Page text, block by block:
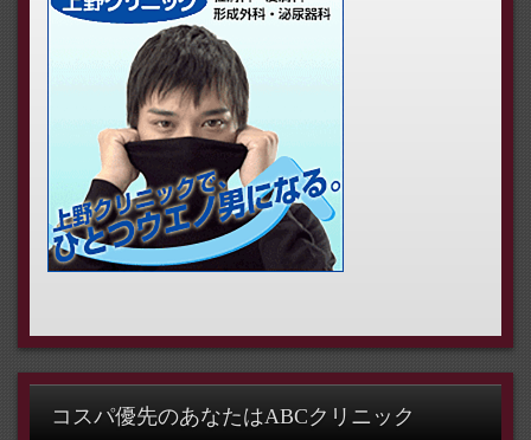
コスパ優先のあなたはABCクリニック